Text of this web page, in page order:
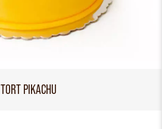
TORT PIKACHU